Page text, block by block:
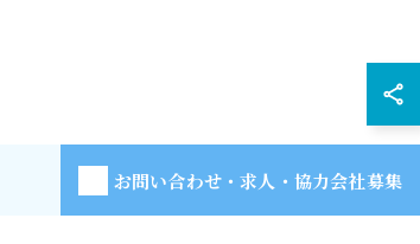
お問い合わせ・求人・協力会社募集